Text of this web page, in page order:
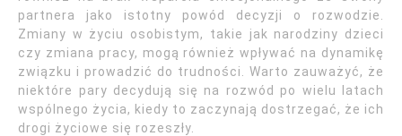
partnera jako istotny powód decyzji o rozwodzie.
Zmiany w życiu osobistym, takie jak narodziny dzieci
czy zmiana pracy, mogą również wpływać na dynamikę
związku i prowadzić do trudności. Warto zauważyć, że
niektóre pary decydują się na rozwód po wielu latach
wspólnego życia, kiedy to zaczynają dostrzegać, że ich
drogi życiowe się rozeszły.